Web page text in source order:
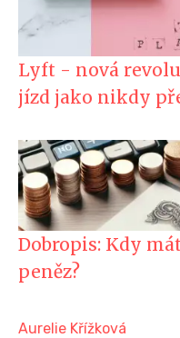
Lyft - nová
jízd jako nikdy
Dobropis: Kdy
peněz?
Aurelie Křížková